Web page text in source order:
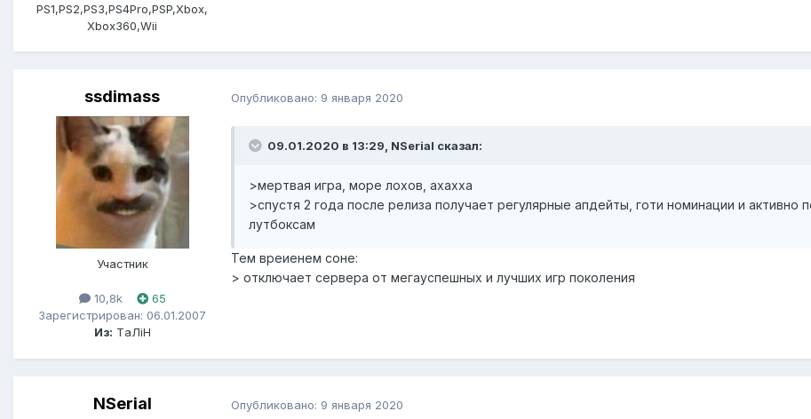
PS1,PS2,PS3,PS4Pro,PSP,Xbox,
Xbox360,Wii
ssdimass
Участник
10,8k
65
Зарегистрирован: 06.01.2007
Из: ТaЛiН
Опубликовано: 9 января 2020
09.01.2020 в 13:29, NSerial сказал:
>мертвая игра, море лохов, ахахха
>спустя 2 года после релиза получает регулярные апдейты, готи номинации и
лутбоксам
Тем вреиенем соне:
> отключает сервера от мегауспешных и лучших игр поколения
NSerial Опубликовано: 9 января 2020